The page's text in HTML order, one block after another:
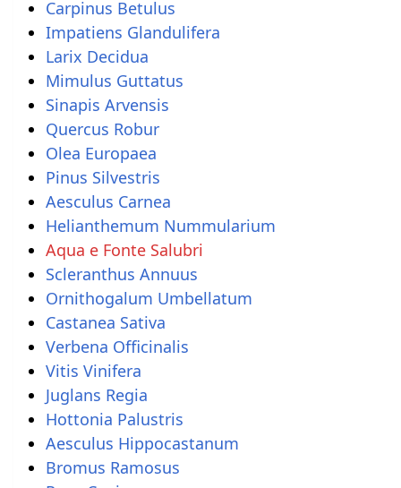
Carpinus Betulus
Impatiens Glandulifera
Larix Decidua
Mimulus Guttatus
Sinapis Arvensis
Quercus Robur
Olea Europaea
Pinus Silvestris
Aesculus Carnea
Helianthemum Nummularium
Aqua e Fonte Salubri
Scleranthus Annuus
Ornithogalum Umbellatum
Castanea Sativa
Verbena Officinalis
Vitis Vinifera
Juglans Regia
Hottonia Palustris
Aesculus Hippocastanum
Bromus Ramosus